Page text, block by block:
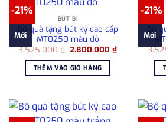
-21%
Mới
BÚT BI
Bộ quà tặng bút ký cao cấp
MT0250 màu đỏ
3.525.000₫ Giá
là:
3.525.000 ₫.
2.800.000₫Giá
hiện
2.800.000 ₫.
THÊM VÀO GIỎ HÀNG
-21%
Mới
Bộ